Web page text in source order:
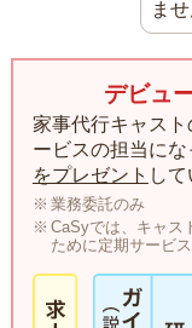
ま
デビュ
家事代行キャス
ービスの担当にな
をプレゼント して
業務委託のみ
CaSyでは、キャス
ために定期サービ